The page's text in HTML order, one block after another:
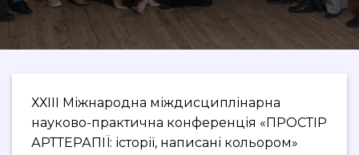
ХХІІІ Міжнародна міждисциплінарна
науково-практична конференція «ПРОСТІР
АРТТЕРАПІЇ: історії, написані кольором»